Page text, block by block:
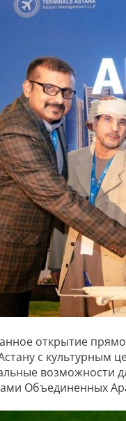
открытие
с
возможности
Объединенных